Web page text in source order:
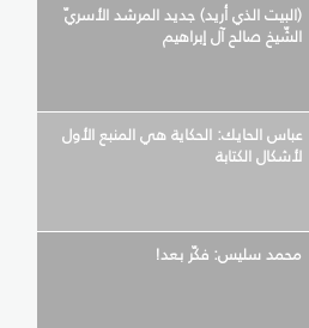
(البيت الذي أريد) جديد المرشد الأسريّ
الشّيخ صالح آل إبراهيم
عباس الحايك: الحكاية هي المنبع الأول
لأشكال الكتابة
محمد سليس: فكّر بعد!